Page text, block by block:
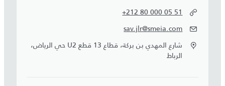
+212 80 000 05 51
sav.jlr@smeia.com
شارع المهدي بن بركة، قطاع 13 قطع U2 حي الرياض،
الرباط